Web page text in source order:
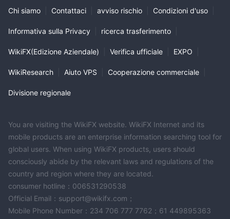
Chi siamo Contattaci avviso rischio Condizioni d'uso
Informativa sulla Privacy ricerca trasferimento
WikiFX(Edizione Aziendale) Verifica ufficiale EXPO
WikiResearch Aiuto VPS Cooperazione commerciale
Divisione regionale
You are visiting the WikiFX website. WikiFX Internet and its
mobile products are an enterprise information searching tool for
global users. When using WikiFX products, users should
consciously abide by the relevant laws and regulations of the
country and region where they are located.
consumer hotline：006531290538
Official Email：support@wikifx.com；
Mobile Phone Number：234 706 777 7762；61 449895363